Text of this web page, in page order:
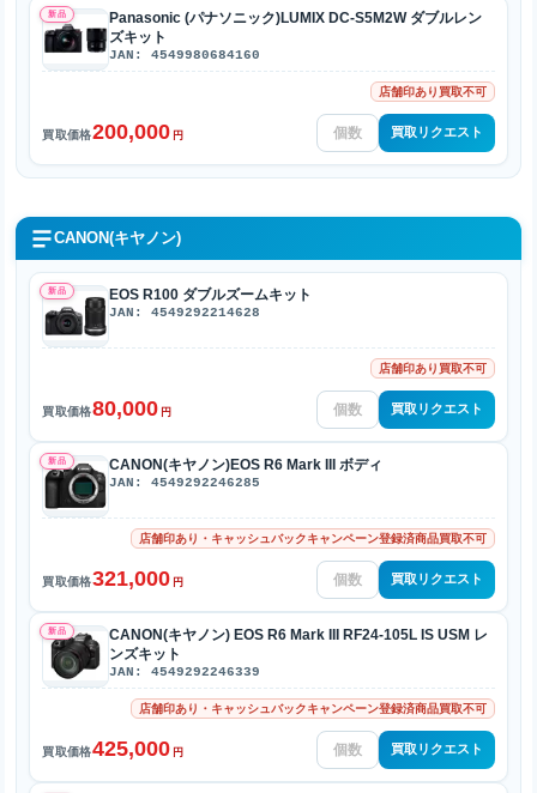
新品
Panasonic (パナソニック)LUMIX DC-S5M2W ダブルレン
ズキット
JAN: 4549980684160
店舗印あり買取不可
買取価格200,000 円 買取リクエスト
CANON(キヤノン)
新品 EOS R100 ダブルズームキット
JAN: 4549292214628
店舗印あり買取不可
買取価格80,000 円 買取リクエスト
新品 CANON(キヤノン)EOS R6 Mark III ボディ
JAN: 4549292246285
店舗印あり・キャッシュバックキャンペーン登録済商品買取不可
買取価格321,000 円 買取リクエスト
新品
CANON(キヤノン) EOS R6 Mark III RF24-105L IS USM レ
ンズキット
JAN: 4549292246339
店舗印あり・キャッシュバックキャンペーン登録済商品買取不可
買取価格425,000 円 買取リクエスト